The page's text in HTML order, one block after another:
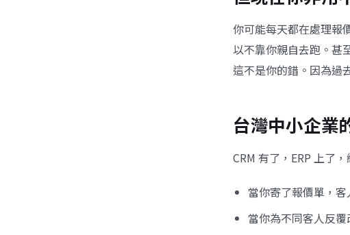
你可能每天都在處理
以不靠你親自去跑。甚
這不是你的錯。因為過
台灣中小企業
CRM 有了，ERP 上了
當你寄了報價單，
當你為不同客人反